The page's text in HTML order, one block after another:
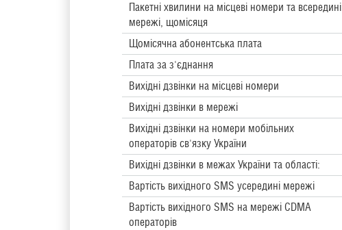
Пакетні хвилини на місцеві номери та всередині
мережі, щомісяця
Щомісячна абонентська плата
Плата за з'єднання
Вихідні дзвінки на місцеві номери
Вихідні дзвінки в мережі
Вихідні дзвінки на номери мобільних
операторів св'язку України
Вихідні дзвінки в межах України та області:
Вартість вихідного SMS усередині мережі
Вартість вихідного SMS на мережі CDMA
операторів